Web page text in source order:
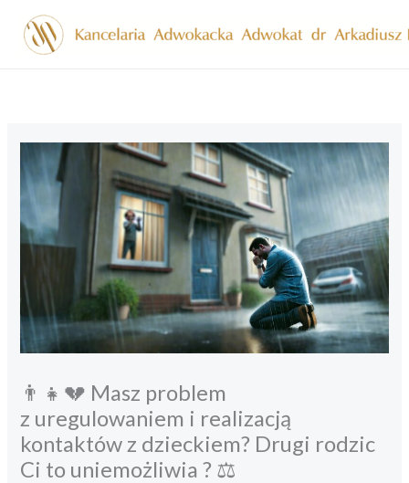
treści
👨‍👧💔 Masz problem
z uregulowaniem i realizacją
kontaktów z dzieckiem? Drugi rodzic
Ci to uniemożliwia ? ⚖️